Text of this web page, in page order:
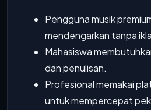
Pengguna musik
mendengarkan tanpa
Mahasiswa
dan penulisan.
Profesional memakai
untuk mempercepat